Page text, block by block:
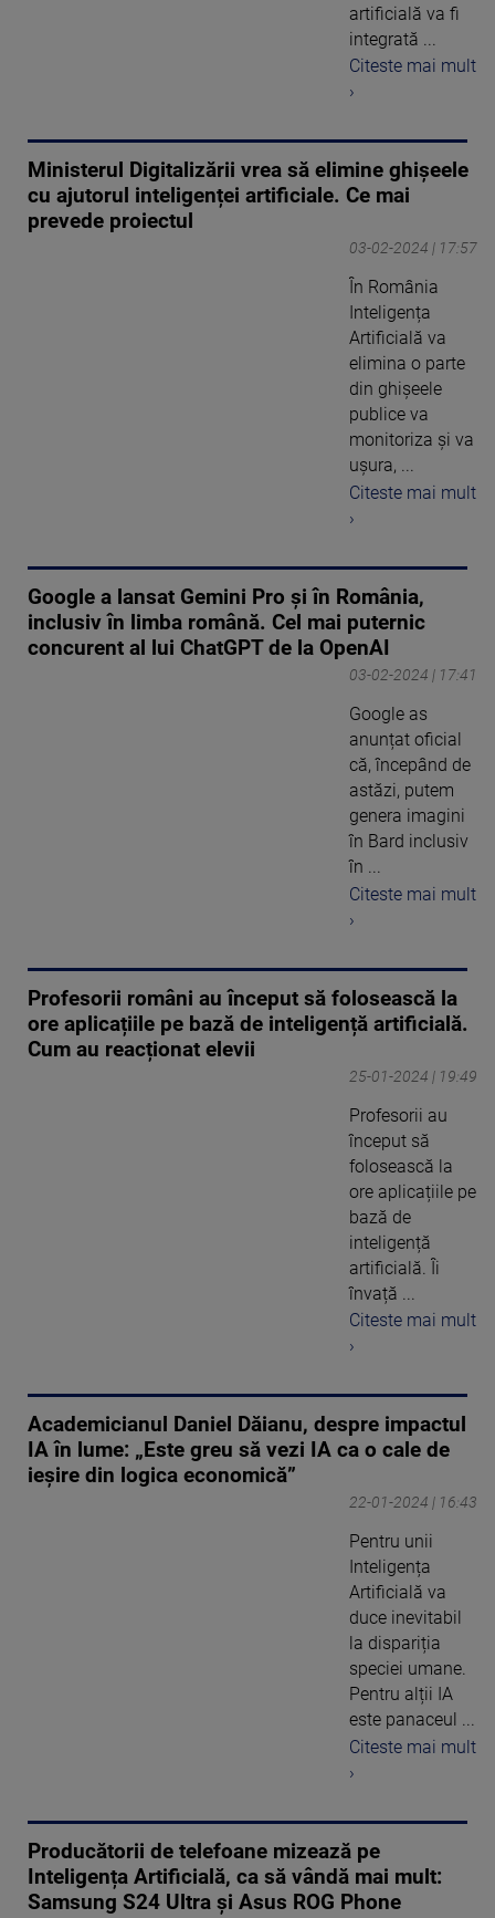
artificială va fi
integrată ...
Citeste mai mult
›
Ministerul Digitalizării vrea să elimine ghișeele
cu ajutorul inteligenței artificiale. Ce mai
prevede proiectul
03-02-2024 | 17:57
În România
Inteligența
Artificială va
elimina o parte
din ghișeele
publice va
monitoriza și va
ușura, ...
Citeste mai mult
›
Google a lansat Gemini Pro și în România,
inclusiv în limba română. Cel mai puternic
concurent al lui ChatGPT de la OpenAI
03-02-2024 | 17:41
Google as
anunțat oficial
că, începând de
astăzi, putem
genera imagini
în Bard inclusiv
în ...
Citeste mai mult
›
Profesorii români au început să folosească la
ore aplicațiile pe bază de inteligență artificială.
Cum au reacționat elevii
25-01-2024 | 19:49
Profesorii au
început să
folosească la
ore aplicațiile pe
bază de
inteligență
artificială. Îi
învață ...
Citeste mai mult
›
Academicianul Daniel Dăianu, despre impactul
IA în lume: „Este greu să vezi IA ca o cale de
ieșire din logica economică”
22-01-2024 | 16:43
Pentru unii
Inteligența
Artificială va
duce inevitabil
la dispariția
speciei umane.
Pentru alții IA
este panaceul ...
Citeste mai mult
›
Producătorii de telefoane mizează pe
Inteligența Artificială, ca să vândă mai mult:
Samsung S24 Ultra și Asus ROG Phone